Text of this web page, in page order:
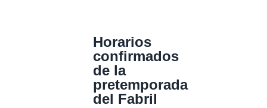
Horarios
confirmados
de la
pretemporada
del Fabril